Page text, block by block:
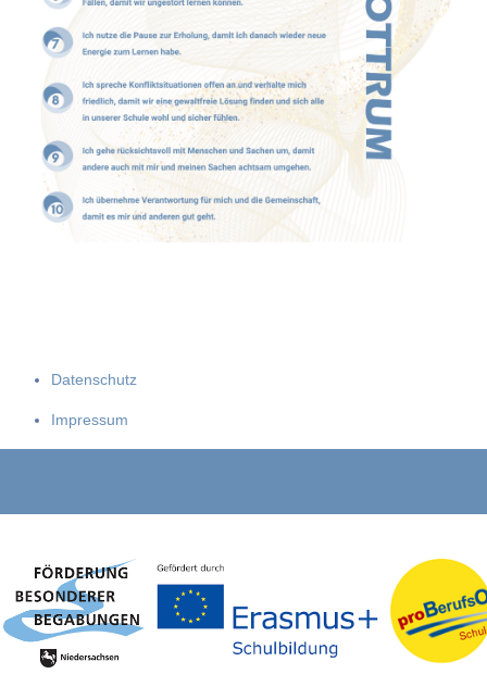
Datenschutz
Impressum